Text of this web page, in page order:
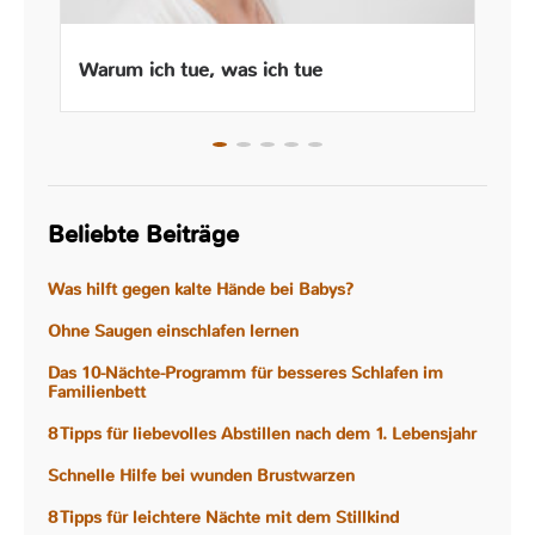
Warum ich tue, was ich tue
Beliebte Beiträge
Was hilft gegen kalte Hände bei Babys?
Ohne Saugen einschlafen lernen
Das 10-Nächte-Programm für besseres Schlafen im
Familienbett
8 Tipps für liebevolles Abstillen nach dem 1. Lebensjahr
Schnelle Hilfe bei wunden Brustwarzen
8 Tipps für leichtere Nächte mit dem Stillkind